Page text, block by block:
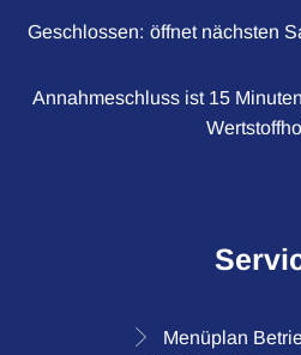
Klicken, um weitere Öffnungs-
Geschlossen: öffnet nächsten
Annahmeschluss ist 15
Menüplan